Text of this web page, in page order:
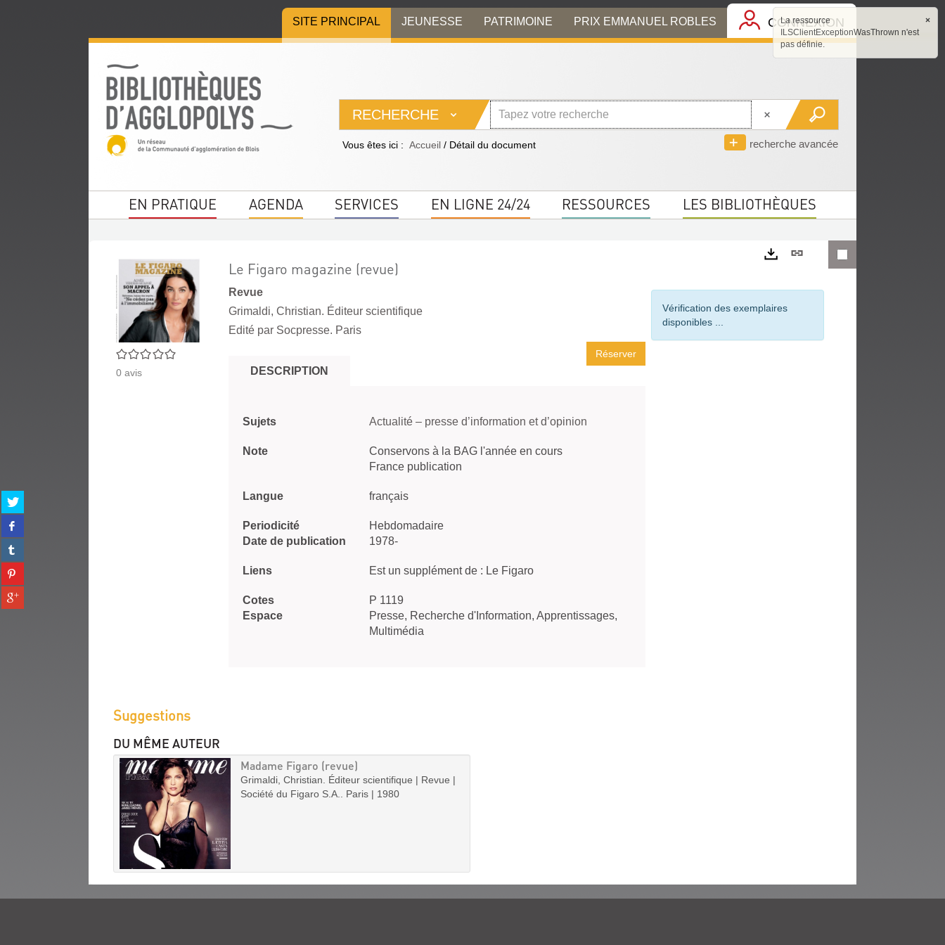
menu
contenu
la
SITE PRINCIPAL JEUNESSE PATRIMOINE PRIX EMMANUEL ROBLES CONNEXION
RECHERCHE
recherche avancée
Vous êtes ici : Accueil / Détail du document
EN PRATIQUE AGENDA SERVICES EN LIGNE 24/24 RESSOURCES LES BIBLIOTHÈQUES
Partager
sur
twitter
(Nouvelle
fenêtre)
Partager
sur
facebook
(Nouvelle
fenêtre)
Partager
sur
tumblr
(Nouvelle
fenêtre)
Partager
sur
pinterest
(Nouvelle
Partager
sur
0/5
0 avis
Le Figaro magazine (revue)
Revue
Grimaldi, Christian. Éditeur scientifique
Edité par Socpresse. Paris
Réserver
DESCRIPTION
Sujets Actualité – presse d’information et d’opinion
Note
Conservons à la BAG l'année en cours
France publication
Langue français
Periodicité
Hebdomadaire
Date de publication
1978-
Liens Est un supplément de : Le Figaro
Cotes
P 1119
Espace
Presse, Recherche d'Information, Apprentissages,
Multimédia
Lien
Vérification des exemplaires
disponibles ...
Suggestions
DU MÊME AUTEUR
Madame Figaro (revue)
Grimaldi, Christian. Éditeur scientifique | Revue |
Société du Figaro S.A.. Paris | 1980
×
La ressource
ILSClientExceptionWasThrown n'est
pas définie.